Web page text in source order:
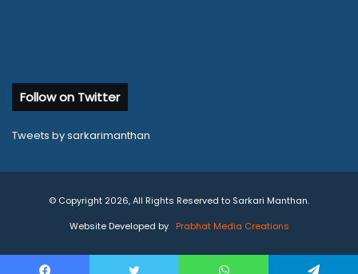
Follow on Twitter
Tweets by sarkarimanthan
© Copyright 2026, All Rights Reserved to Sarkari Manthan.
Website Developed by
Prabhat Media Creations